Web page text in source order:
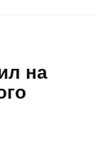
на